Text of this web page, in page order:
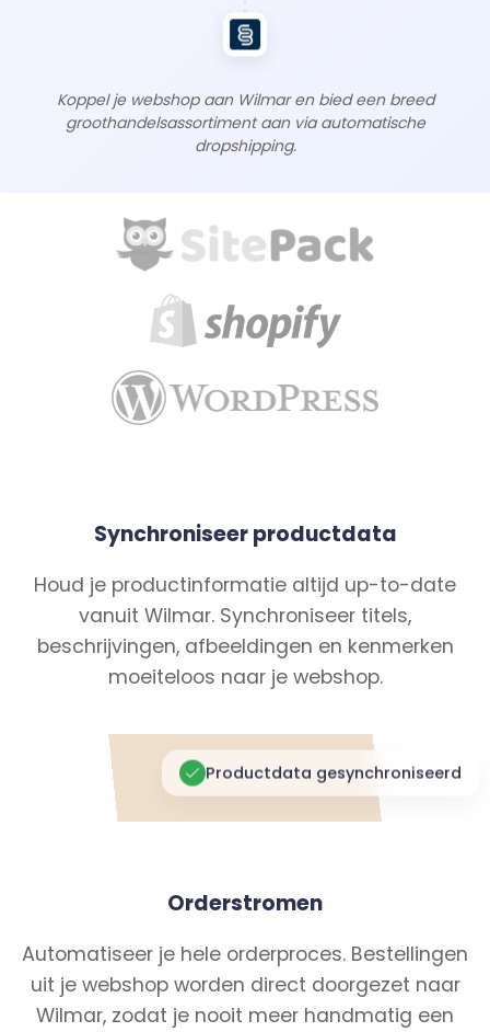
Koppel je webshop aan Wilmar en bied een breed
groothandelsassortiment aan via automatische
dropshipping.
Synchroniseer productdata
Houd je productinformatie altijd up-to-date
vanuit Wilmar. Synchroniseer titels,
beschrijvingen, afbeeldingen en kenmerken
moeiteloos naar je webshop.
Productdata gesynchroniseerd
Orderstromen
Automatiseer je hele orderproces. Bestellingen
uit je webshop worden direct doorgezet naar
Wilmar, zodat je nooit meer handmatig een